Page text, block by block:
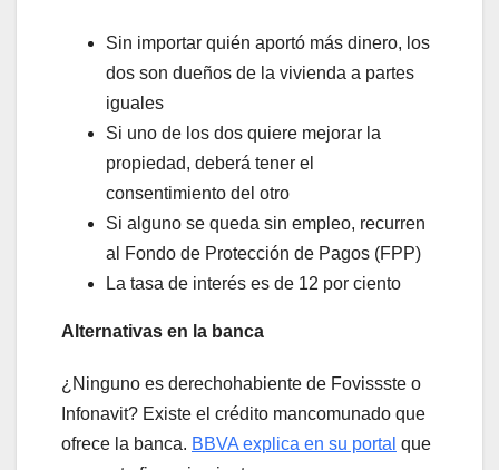
Sin importar quién aportó más dinero, los
dos son dueños de la vivienda a partes
iguales
Si uno de los dos quiere mejorar la
propiedad, deberá tener el
consentimiento del otro
Si alguno se queda sin empleo, recurren
al Fondo de Protección de Pagos (FPP)
La tasa de interés es de 12 por ciento
Alternativas en la banca
¿Ninguno es derechohabiente de Fovissste o
Infonavit? Existe el crédito mancomunado que
ofrece la banca. BBVA explica en su portal que